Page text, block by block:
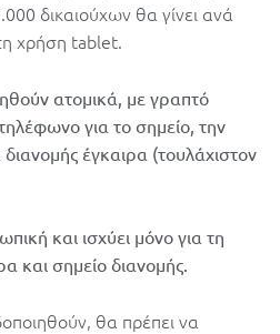
δικαιούχων θα γίνει ανά
χρήση tablet.
ατομικά, με γραπτό
για το σημείο, την
έγκαιρα (τουλάχιστον
και ισχύει μόνο για τη
και σημείο διανομής.
θα πρέπει να